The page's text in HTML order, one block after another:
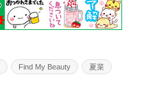
Find My Beauty 夏菜